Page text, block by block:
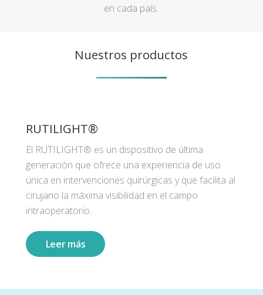
en cada país.
Nuestros productos
RUTILIGHT®
El RUTILIGHT® es un dispositivo de última
generación que ofrece una experiencia de uso
única en intervenciones quirúrgicas y que facilita al
cirujano la máxima visibilidad en el campo
intraoperatorio.
Leer más